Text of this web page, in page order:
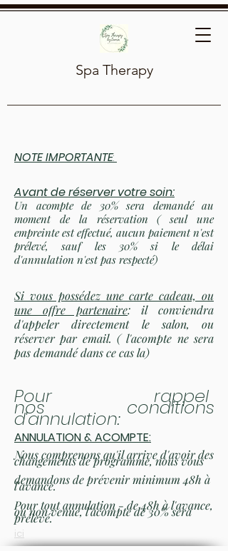
Spa Therapy
NOTE IMPORTANTE:
Avant de réserver votre soin:
Un acompte de 30% sera demandé au
moment de la réservation ( seul une
empreinte est effectué, aucun paiement n'est
prélevé, sauf les 30% si le délai
d'annulation n'est pas respecté)
Si vous possédez une carte cadeau, ou
une offre partenaire: il conviendra
d'appeler directement le salon, ou
réserver par email. ( l'acompte ne sera
pas demandé dans ce cas la)
Pour rappel
nos conditions
d'annulation:
ANNULATION & ACOMPTE:
Nous comprenons qu'il arrived'avoir des
changements de programme, nous vous
demandons de prévenir minimum48h à
l'avance.
Pour tout annulation - de 48h à l'avance,
ou non venue, l'acompte de 30% sera
prélevé.
ici